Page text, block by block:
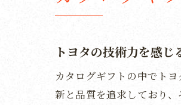
トヨタの技術力を感
カタログギフトの中でト
新と品質を追求しており